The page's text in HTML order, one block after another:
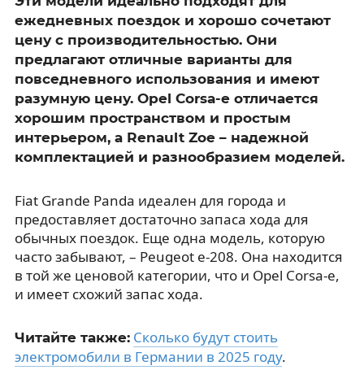
ежедневных поездок и хорошо сочетают
цену с производительностью. Они
предлагают отличные варианты для
повседневного использования и имеют
разумную цену. Opel Corsa-e отличается
хорошим пространством и простым
интерьером, а Renault Zoe – надежной
комплектацией и разнообразием моделей.
Fiat Grande Panda идеален для города и
предоставляет достаточно запаса хода для
обычных поездок. Еще одна модель, которую
часто забывают, – Peugeot e-208. Она находится
в той же ценовой категории, что и Opel Corsa-e,
и имеет схожий запас хода.
Читайте также: Сколько будут стоить
электромобили в Германии в 2025 году.